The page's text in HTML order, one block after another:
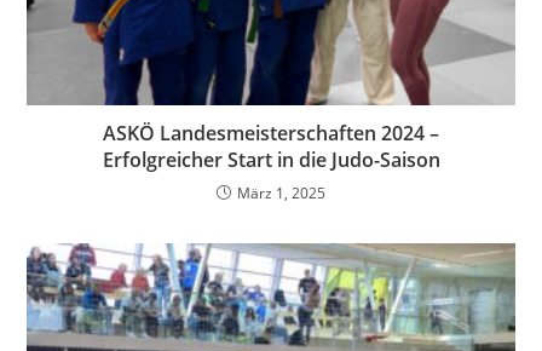
ASKÖ Landesmeisterschaften 2024 –
Erfolgreicher Start in die Judo-Saison
März 1, 2025